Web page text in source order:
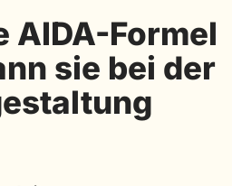
AIDA-Formel
sie bei der